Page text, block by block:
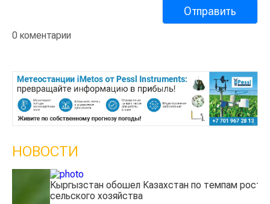
0 коментарии
НОВОСТИ
Кыргызстан обошел Казахстан по темпам роста
сельского хозяйства